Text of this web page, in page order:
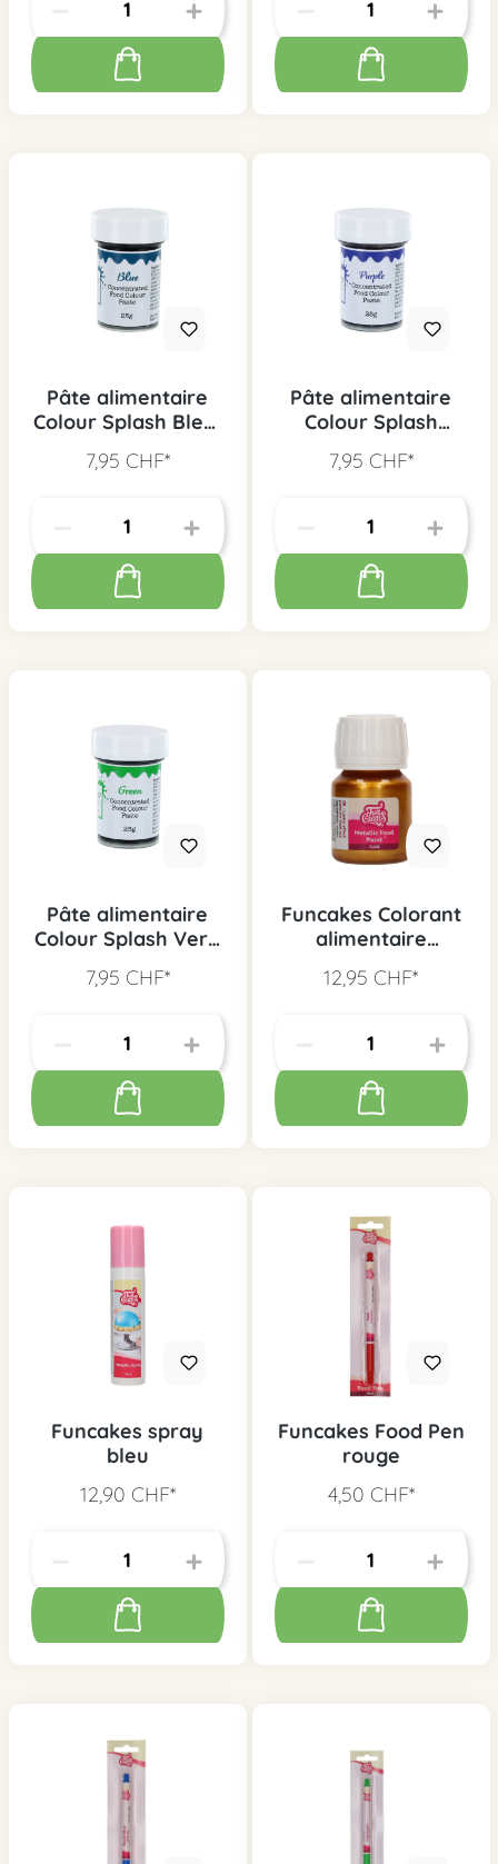
Pâte alimentaire
Colour Splash Bleu,
7,95 CHF*
Pâte alimentaire
Colour Splash
7,95 CHF*
Pâte alimentaire
Colour Splash Vert,
7,95 CHF*
Funcakes Colorant
alimentaire
12,95 CHF*
Funcakes spray
bleu
12,90 CHF*
Funcakes Food Pen
rouge
4,50 CHF*